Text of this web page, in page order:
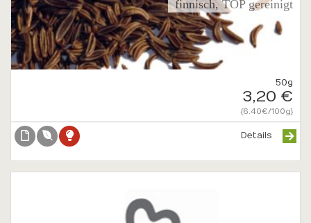
finnisch, TOP gereinigt
50g
3,20 €
{6.40€/100g}
Details